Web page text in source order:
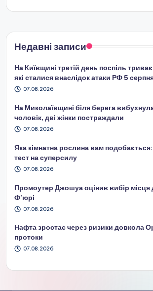
Недавні записи
На Київщині третій день поспіль
які сталися внаслідок атаки РФ 5
07.08.2026
На Миколаївщині біля берега
чоловік, дві жінки постраждали
07.08.2026
Яка кімнатна рослина вам
тест на суперсилу
07.08.2026
Промоутер Джошуа оцінив вибір місця
Ф’юрі
07.08.2026
Нафта зростає через ризики довкола
протоки
07.08.2026